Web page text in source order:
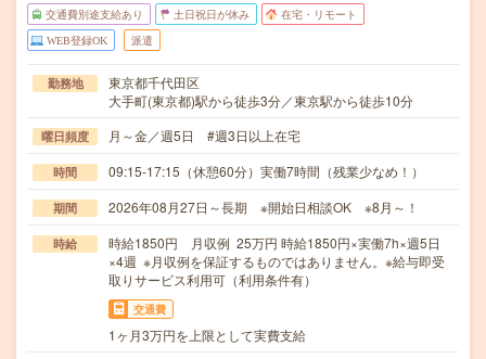
交通費別途支給あり 土日祝日が休み 在宅・リモート
WEB登録OK 派遣
勤務地
東京都千代田区
大手町(東京都)駅から徒歩3分／東京駅から徒歩10分
曜日頻度 月～金／週5日 #週3日以上在宅
時間 09:15-17:15（休憩60分）実働7時間（残業少なめ！）
期間 2026年08月27日～長期 ※開始日相談OK ※8月～！
時給
時給1850円 月収例 25万円 時給1850円×実働7h×週5日
×4週 ※月収例を保証するものではありません。※給与即受
取りサービス利用可（利用条件有）
交通費
1ヶ月3万円を上限として実費支給